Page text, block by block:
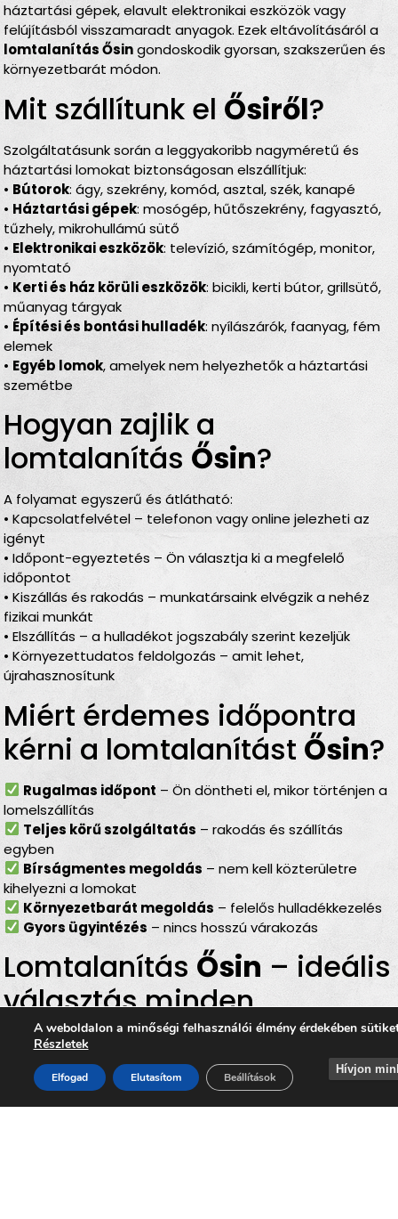
háztartási gépek, elavult elektronikai eszközök vagy
felújításból visszamaradt anyagok. Ezek eltávolításáról a
lomtalanítás Ősingondoskodik gyorsan, szakszerűen és
környezetbarát módon.
Mit szállítunk el Ősiről?
Szolgáltatásunk során a leggyakoribb nagyméretű és
háztartási lomokat biztonságosan elszállítjuk:
• Bútorok: ágy, szekrény, komód, asztal, szék, kanapé
• Háztartási gépek: mosógép, hűtőszekrény, fagyasztó,
tűzhely, mikrohullámú sütő
• Elektronikai eszközök: televízió, számítógép, monitor,
nyomtató
• Kerti és ház körüli eszközök: bicikli, kerti bútor, grillsütő,
műanyag tárgyak
• Építési és bontási hulladék: nyílászárók, faanyag, fém
elemek
• Egyéb lomok, amelyek nem helyezhetők a háztartási
szemétbe
Hogyan zajlik a
lomtalanítás Ősin?
A folyamat egyszerű és átlátható:
• Kapcsolatfelvétel – telefonon vagy online jelezheti az
igényt
• Időpont-egyeztetés – Ön választja ki a megfelelő
időpontot
• Kiszállás és rakodás – munkatársaink elvégzik a nehéz
fizikai munkát
• Elszállítás – a hulladékot jogszabály szerint kezeljük
• Környezettudatos feldolgozás – amit lehet,
újrahasznosítunk
Miért érdemes időpontra
kérni a lomtalanítást Ősin?
Rugalmas időpont – Ön döntheti el, mikor történjen a
lomelszállítás
Teljes körű szolgáltatás – rakodás és szállítás
egyben
Bírságmentes megoldás – nem kell közterületre
kihelyezni a lomokat
Környezetbarát megoldás – felelős hulladékkezelés
Gyors ügyintézés – nincs hosszú várakozás
Lomtalanítás Ősin – ideális
választás minden
helyzetben
Legyen szóköltözésről,lakásfelújításról,
nyaraló
rendbetételéről,padlás- vagy pinceürítésről
A weboldalon a minőségi felhasználói élmény érdekében
Részletek
Elfogad Elutasítom Beállítások
Hívjon